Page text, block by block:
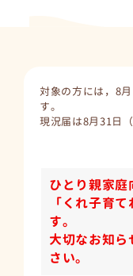
対象の方には，8
す。
現況届は8月31日
ひとり親家庭
「くれ子育
す。
大切なお知
さい。